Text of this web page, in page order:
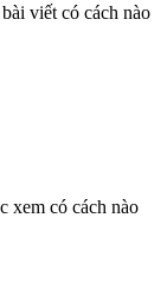
viết có cách nào
xem có cách nào